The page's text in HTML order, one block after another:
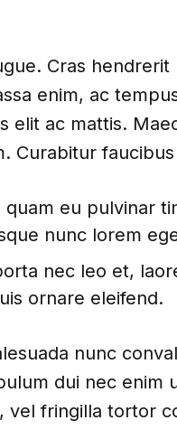
Cras
enim, ac
elit ac mattis.
Curabitur
quam eu pulvinar
nunc lorem
nec leo et,
ornare eleifend.
nunc
dui nec enim
vel fringilla tortor